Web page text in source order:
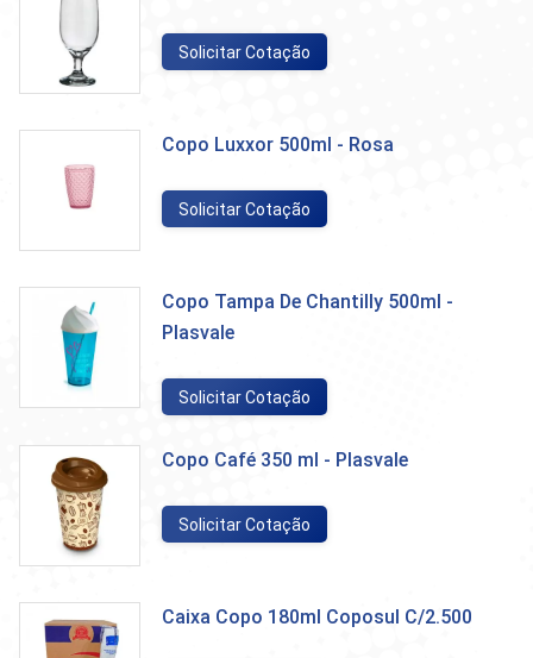
Solicitar Cotação
Copo Luxxor 500ml - Rosa
Solicitar Cotação
Copo Tampa De Chantilly 500ml -
Plasvale
Solicitar Cotação
Copo Café 350 ml - Plasvale
Solicitar Cotação
Caixa Copo 180ml Coposul C/2.500